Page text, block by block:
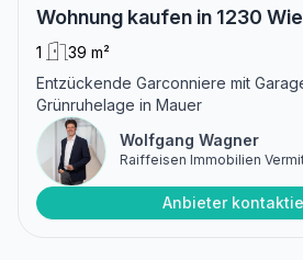
Wohnung kaufen in 1230
1
39 m²
Entzückende Garconniere mit
Grünruhelage in Mauer
Wolfgang Wagner
Raiffeisen Immobilien
Anbieter